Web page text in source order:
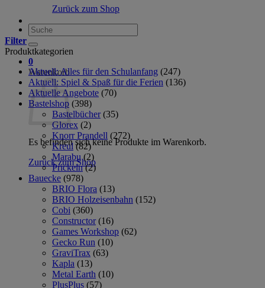
Zurück zum Shop
Suche
nach:
0
Warenkorb
Es befinden sich keine Produkte im Warenkorb.
Zurück zum Shop
Filter
Produktkategorien
Aktuell: Alles für den Schulanfang (247)
Aktuell: Spiel & Spaß für die Ferien (136)
Aktuelle Angebote (70)
Bastelshop (398)
Bastelbücher (35)
Glorex (2)
Knorr Prandell (272)
Kreul (82)
Marabu (2)
Prickeln (2)
Bauecke (978)
BRIO Flora (13)
BRIO Holzeisenbahn (152)
Cobi (360)
Constructor (16)
Games Workshop (62)
Gecko Run (10)
GraviTrax (63)
Kapla (13)
Metal Earth (10)
PlusPlus (57)